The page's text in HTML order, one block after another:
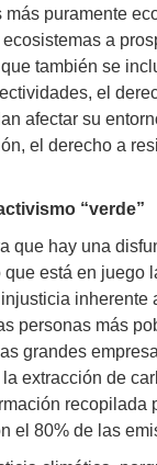
puramente
a
también se
el
afectar su
el derecho a
“verde”
que hay una
está en
personas más
grandes
extracción de
recopilada
el 80% de las